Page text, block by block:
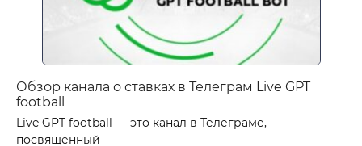
Обзор канала о ставках в Телеграм Live GPT
football
Live GPT football — это канал в Телеграме,
посвященный